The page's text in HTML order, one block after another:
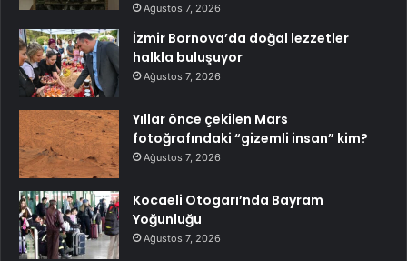
Ağustos 7, 2026
İzmir Bornova’da doğal lezzetler
halkla buluşuyor
Ağustos 7, 2026
Yıllar önce çekilen Mars
fotoğrafındaki “gizemli insan” kim?
Ağustos 7, 2026
Kocaeli Otogarı’nda Bayram
Yoğunluğu
Ağustos 7, 2026